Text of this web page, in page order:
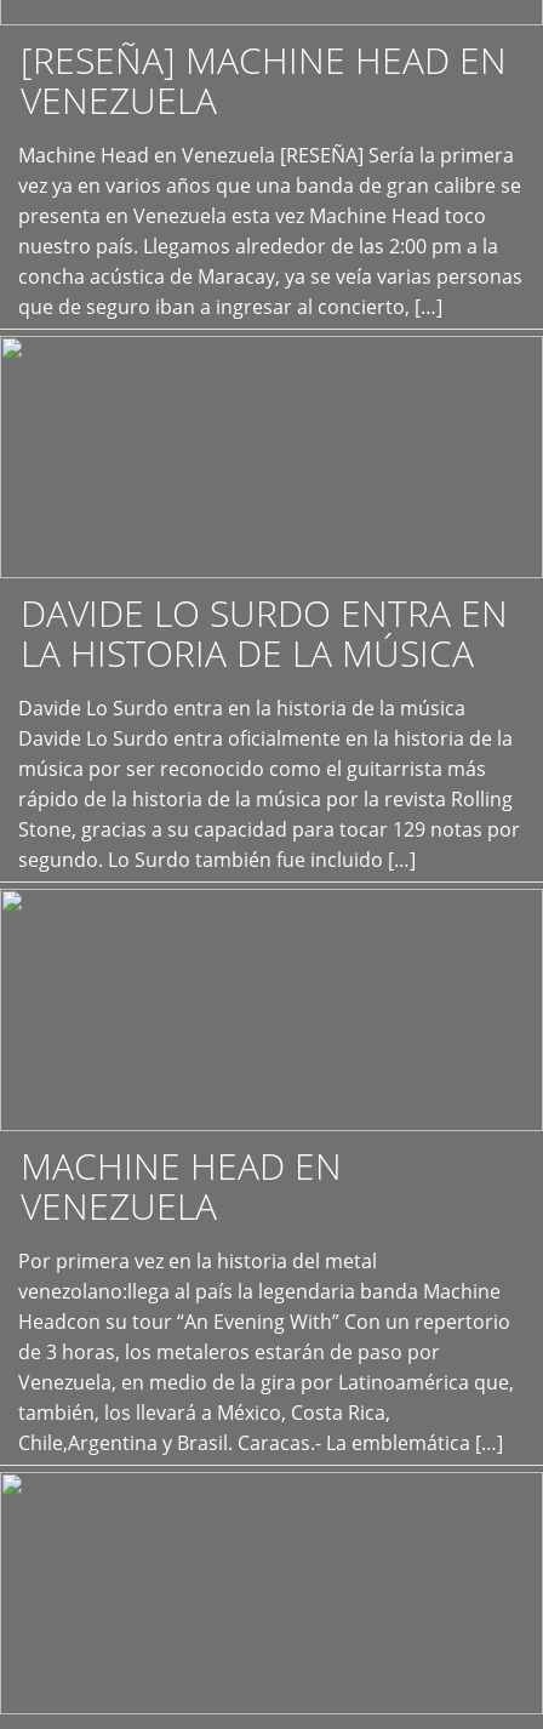
[RESEÑA] MACHINE HEAD EN
VENEZUELA
Machine Head en Venezuela [RESEÑA] Sería la primera
vez ya en varios años que una banda de gran calibre se
presenta en Venezuela esta vez Machine Head toco
nuestro país. Llegamos alrededor de las 2:00 pm a la
concha acústica de Maracay, ya se veía varias personas
que de seguro iban a ingresar al concierto, […]
+
DAVIDE LO SURDO ENTRA EN
LA HISTORIA DE LA MÚSICA
Davide Lo Surdo entra en la historia de la música
Davide Lo Surdo entra oficialmente en la historia de la
música por ser reconocido como el guitarrista más
rápido de la historia de la música por la revista Rolling
Stone, gracias a su capacidad para tocar 129 notas por
segundo. Lo Surdo también fue incluido […]
+
MACHINE HEAD EN
VENEZUELA
Por primera vez en la historia del metal
venezolano:llega al país la legendaria banda Machine
Headcon su tour “An Evening With” Con un repertorio
de 3 horas, los metaleros estarán de paso por
Venezuela, en medio de la gira por Latinoamérica que,
también, los llevará a México, Costa Rica,
Chile,Argentina y Brasil. Caracas.- La emblemática […]
+